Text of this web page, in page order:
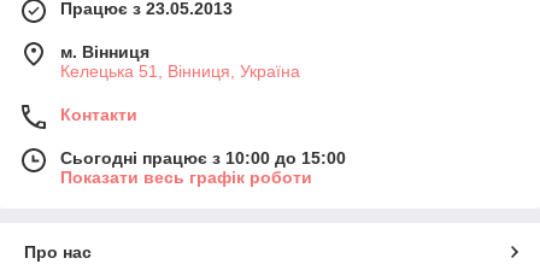
Працює з 23.05.2013
м. Вінниця
Келецька 51, Вінниця, Україна
Контакти
Сьогодні працює з 10:00 до 15:00
Показати весь графік роботи
Про нас